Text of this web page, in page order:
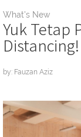
What's New
Yuk Tetap
Distancing!
by: Fauzan Aziz